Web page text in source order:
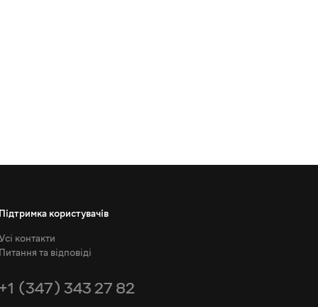
Підтримка користувачів
контакти
Питання та відповіді
+1 (347) 343 27 82